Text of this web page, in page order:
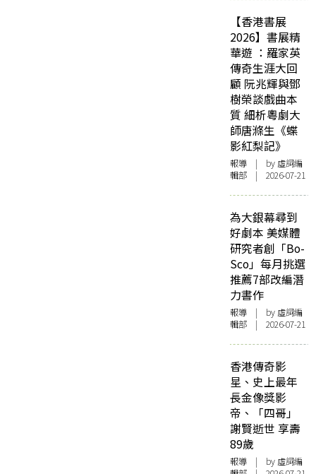
【香港書展
2026】書展精
華遊 ：羅家英
傳奇生涯大回
顧 阮兆輝與鄧
樹榮談戲曲本
質 細析粵劇大
師唐滌生《蝶
影紅梨記》
報導 | by 虛詞編
輯部 | 2026-07-21
為大銀幕尋到
好劇本 美媒體
研究者創「Bo-
Sco」每月挑選
推薦7部改編潛
力書作
報導 | by 虛詞編
輯部 | 2026-07-21
香港傳奇影
星、史上最年
長金像獎影
帝、「四哥」
謝賢逝世 享壽
89歲
報導 | by 虛詞編